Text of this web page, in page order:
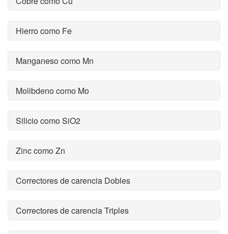
Hierro como Fe
Manganeso como Mn
Molibdeno como Mo
Silicio como SiO2
Zinc como Zn
Correctores de carencia Dobles
Correctores de carencia Triples